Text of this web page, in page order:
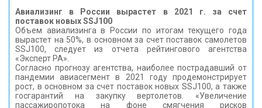
ПРЕССА
МЕДИА
КОНТАКТЫ
Авиализинг в России вырастет в 2021 г. за счет
поставок новых SSJ100
Объем авиализинга в России по итогам текущего года
вырастет на 50%, в основном за счет поставок самолетов
SSJ100, следует из отчета рейтингового агентства
«Эксперт РА».
Согласно прогнозу агентства, наиболее пострадавший от
пандемии авиасегмент в 2021 году продемонстрирует
рост, в основном за счет поставок новых SSJ100, а также
госгарантий на закупку вертолетов. «Увеличение
пассажиропотока на фоне смягчения рисков